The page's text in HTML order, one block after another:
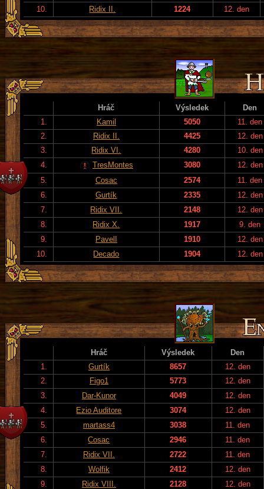
10.
Ridix II. 1224 12. den
Hráč Výsledek
Den
1.
Kamil 5050
11. den
2.
Ridix II. 4425
12. den
3.
Ridix VI. 4280
10. den
4.
TresMontes 3080
12. den
5.
Cosac 2574
11. den
6.
Gurtík 2335
12. den
7.
Ridix VII. 2148
12. den
8.
Ridix X. 1917
9. den
9.
PavelI 1910
12. den
10.
Decado 1904 12. den
Hráč Výsledek
Den
1.
Gurtík 8657
12. den
2.
Figo1 5773
12. den
3.
Dar-Kunor 4049
12. den
4.
Ezio Auditore 3074
12. den
5.
martass4 3038
11. den
6.
Cosac 2946
11. den
7.
Ridix VII. 2722
11. den
8.
Wolfik 2412
12. den
9.
Ridix VIII. 2128
12. den